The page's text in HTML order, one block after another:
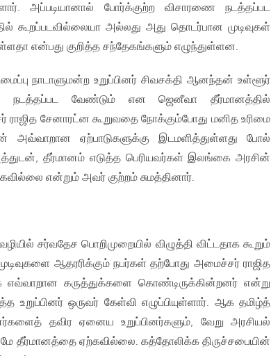
அப்படியானால் போர்க்குற்ற விசாரணை நடத்தப்பட
கூறப்படவில்லையா அல்லது அது தொடர்பான முடிவுகள்
என்பது குறித்த சந்தேகங்களும் எழுந்துள்ளன.
நாடாளுமன்ற உறுப்பினர் சிவசக்தி ஆனந்தன் உள்ளூர்
நடத்தப்பட வேண்டும் என ஜெனீவா தீர்மானத்தில்
சேனாரட்ன கூறுவதை நோக்கும்போது மனித உரிமை
ஏற்பாடுகளுக்கு இடமளித்துள்ளது போல்
தீர்மானம் எடுத்த பெரியவர்கள் இலங்கை அரசின்
என்றும் அவர் குற்றம் சுமத்தினார்.
சர்வதேச பொறிமுறையில் விழுத்தி விட்டதாக கூறும்
ஆதரரிக்கும் நபர்கள் தற்போது அமைச்சர் ராஜித
எவ்வாறான கருத்துக்களை கொண்டிருக்கின்றனர் என்று
ஒருவர் கேள்வி எழுப்பியுள்ளார். ஆக தமிழ்த்
தவிர ஏனைய உறுப்பினர்களும், வேறு அரசியல்
தீர்மானத்தை ஏற்கவில்லை. கத்தோலிக்க திருச்சபையின்